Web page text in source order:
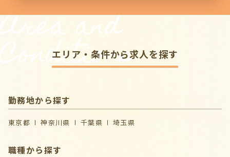
Area and
Conditions
エリア・条件から求人を探す
勤務地から探す
東京都 神奈川県 千葉県 埼玉県
職種から探す